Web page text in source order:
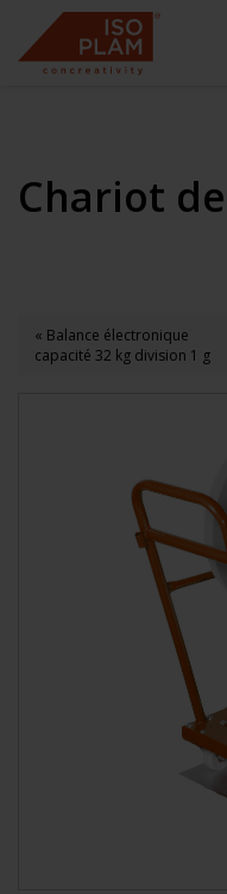
Chariot
« Balance électronique
capacité 32 kg division 1 g